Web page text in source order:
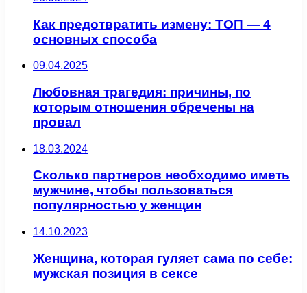
Как предотвратить измену: ТОП — 4
основных способа
09.04.2025
Любовная трагедия: причины, по
которым отношения обречены на
провал
18.03.2024
Сколько партнеров необходимо иметь
мужчине, чтобы пользоваться
популярностью у женщин
14.10.2023
Женщина, которая гуляет сама по себе:
мужская позиция в сексе